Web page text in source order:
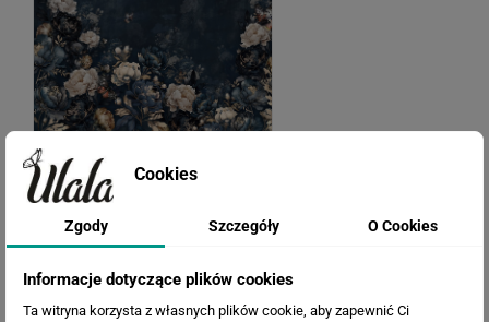
Piwonie na granatowym tle
Cookies
Zgody Szczegóły O Cookies
Informacje dotyczące plików cookies
Ta witryna korzysta z własnych plików cookie, aby zapewnić Ci